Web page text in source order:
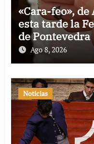
«Cara-feo»,
esta tarde la
de Pontevedra
Ago 8, 2026
Noticias